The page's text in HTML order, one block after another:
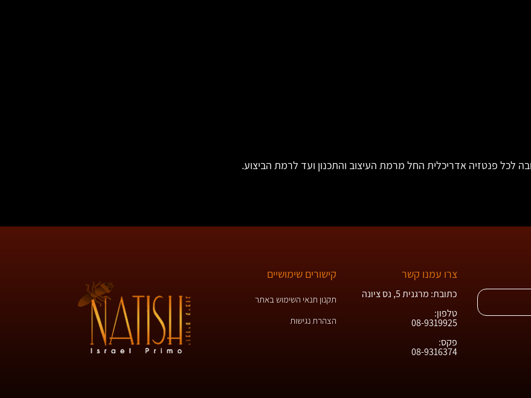
לכל פנטזיה אדריכלית החל מרמת העיצוב והתכנון ועד לרמת הביצוע.
צרו עמנו קשר
כתובת: מרגנית 5, נס ציונה
טלפון:
08-9319925
פקס:
08-9316374
קישורים שימושיים
תקנון תנאי השימוש באתר
הצהרת נגישות